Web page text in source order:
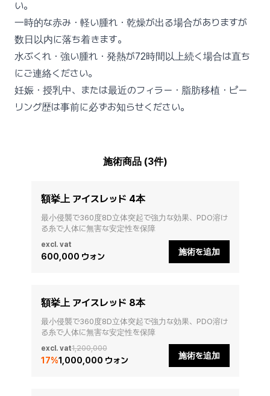
い。
一時的な赤み・軽い腫れ・乾燥が出る場合がありますが
数日以内に落ち着きます。
水ぶくれ・強い腫れ・発熱が72時間以上続く場合は直ち
にご連絡ください。
妊娠・授乳中、または最近のフィラー・脂肪移植・ピー
リング歴は事前に必ずお知らせください。
施術商品 (3件)
額挙上 アイスレッド 4本
最小侵襲で360度8D立体突起で強力な効果、PDO溶け
る糸で人体に無害な安定性を保障
excl. vat
600,000 ウォン 施術を追加
額挙上 アイスレッド 8本
最小侵襲で360度8D立体突起で強力な効果、PDO溶け
る糸で人体に無害な安定性を保障
excl. vat1,200,000
17%1,000,000 ウォン 施術を追加